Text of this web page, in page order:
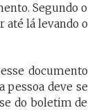
Segundo o
até lá levando o
documento
pessoa deve se
do boletim de